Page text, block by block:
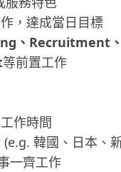
，達成當日目標
、Recruitment、
等前置工作
作時間
韓國、日本、
一齊工作